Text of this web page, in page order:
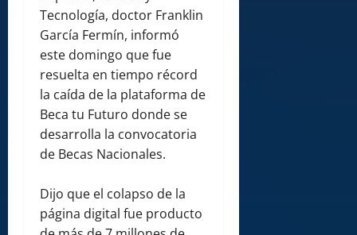
Tecnología, doctor Franklin
García Fermín, informó
este domingo que fue
resuelta en tiempo récord
la caída de la plataforma de
Beca tu Futuro donde se
desarrolla la convocatoria
de Becas Nacionales.
Dijo que el colapso de la
página digital fue producto